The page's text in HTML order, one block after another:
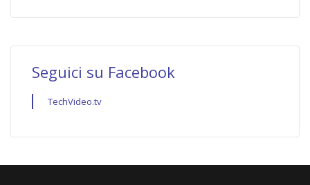
Seguici su Facebook
TechVideo.tv